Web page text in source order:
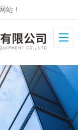
站！